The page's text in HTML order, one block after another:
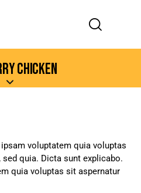
CHICKEN
voluptatem quia voluptas
quia. Dicta sunt explicabo.
quia voluptas sit aspernatur